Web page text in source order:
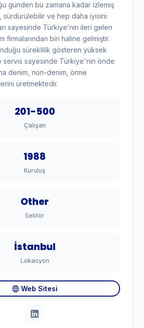
günden bu zamana kadar izlemiş
sürdürülebilir ve hep daha iyisini
sayesinde Türkiye’nin ileri gelen
firmalarından biri haline gelmiştir.
süreklilik gösteren yüksek
servis sayesinde Türkiye'nin önde
denim, non-denim, örme
üretmektedir.
201-500
Çalışan
1988
Kuruluş
Other
Sektör
İstanbul
Lokasyon
Web Sitesi